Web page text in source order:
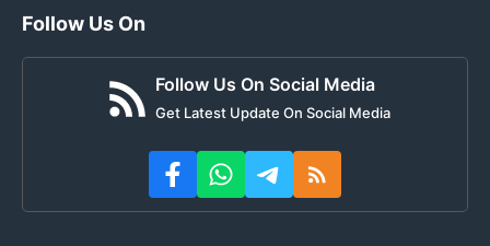
Follow Us On
Follow Us On Social Media
Get Latest Update On Social Media